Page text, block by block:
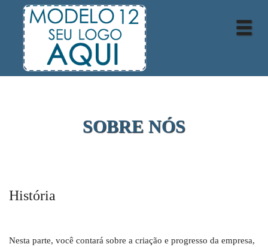
SOBRE NÓS
História
Nesta parte, você contará sobre a criação e progresso da empresa,